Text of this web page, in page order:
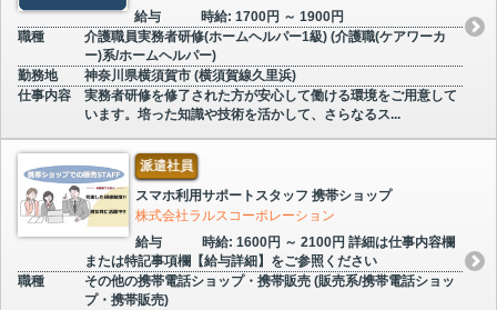
給与
時給: 1700円 ～ 1900円
職種
介護職員実務者研修(ホームヘルパー1級) (介護職(ケアワーカ
ー)系/ホームヘルパー)
勤務地
神奈川県横須賀市 (横須賀線久里浜)
仕事内容
実務者研修を修了された方が安心して働ける環境をご用意して
います。培った知識や技術を活かして、さらなるス...
派遣社員
スマホ利用サポートスタッフ 携帯ショップ
株式会社ラルスコーポレーション
給与
時給: 1600円 ～ 2100円 詳細は仕事内容欄
または特記事項欄【給与詳細】をご参照ください
職種
その他の携帯電話ショップ・携帯販売 (販売系/携帯電話ショッ
プ・携帯販売)